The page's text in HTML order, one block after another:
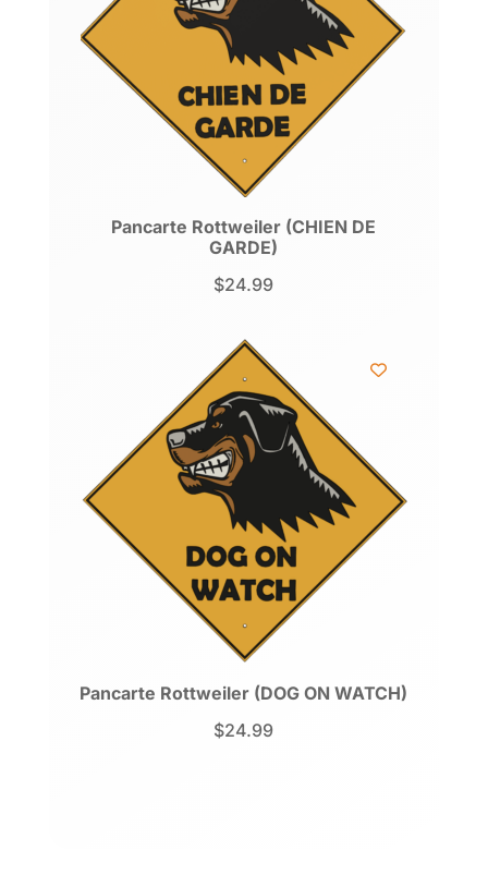
Pancarte Rottweiler (CHIEN DE
GARDE)
$24.99
Pancarte Rottweiler (DOG ON WATCH)
$24.99